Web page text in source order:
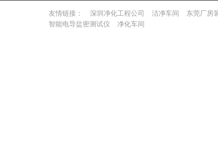
友情链接： 深圳净化工程公司 洁净车间
东莞厂房
智能电导盐密测试仪
净化车间